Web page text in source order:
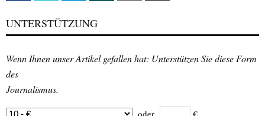
UNTERSTÜTZUNG
Wenn Ihnen unser Artikel gefallen hat: Unterstützen Sie diese Form
des
Journalismus.